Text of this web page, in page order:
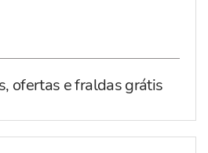
ofertas e fraldas grátis